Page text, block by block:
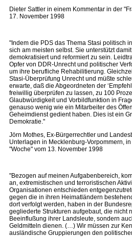
Dieter Sattler in einem Kommentar in der
17. November 1998
"Indem die PDS das Thema Stasi politisch
sich am meisten selbst. Sie unterstützt
demokratisiert und reformiert zu sein.
Opfer von DDR-Unrecht und politischer
um ihre berufliche Rehabilitierung.
Stasi-Überprüfung Unrecht und müßte
erwarte, daß die Abgeordneten der
freiwillig überprüfen zu lassen, zu 100
Glaubwürdigkeit und Vorbildfunktion in
genauso wenig wie ein Mitarbeiter des
Geheimdienst gedient haben. Dies ist ein
Demokratie."
Jörn Mothes, Ex-Bürgerrechtler und
Unterlagen in Mecklenburg-Vorpommern,
"Woche" vom 13. November 1998
"Bezogen auf meinen Aufgabenbereich,
an, extremistischen und terroristischen
Organisationen entschieden
gegen die in ihren Heimatländern
dort verfolgt werden, haben in der
gegliederte Strukturen aufgebaut, die nicht
Beeinflußung ihrer Landsleute, sondern
Geldmitteln dienen. (…) Wir müssen zur
ausländische Gruppierungen den